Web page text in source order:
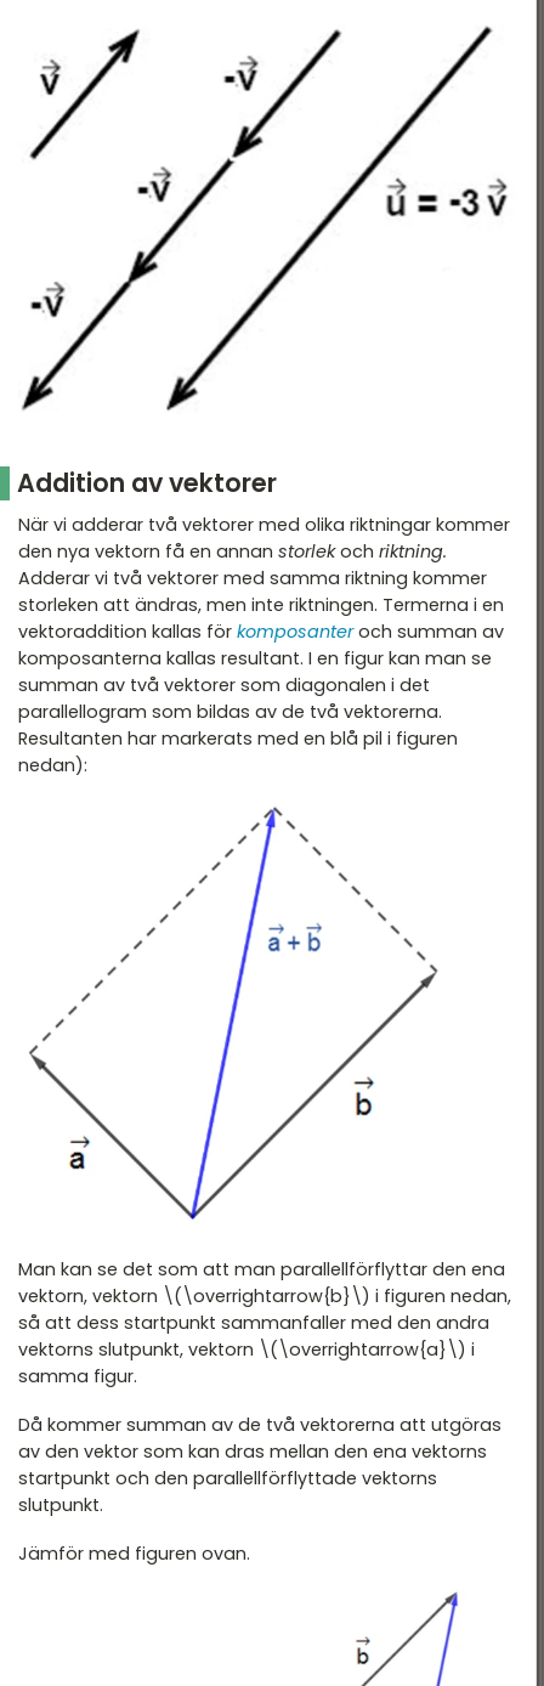
Addition av vektorer
När vi adderar två vektorer med olika riktningar kommer
den nya vektorn få en annan storlekoch riktning.
Adderar vi två vektorer med samma riktning kommer
storleken att ändras, men inte riktningen. Termerna i en
vektoraddition kallas för komposanteroch summan av
komposanterna kallas resultant. I en figur kan man se
summan av två vektorer som diagonalen i det
parallellogram som bildas av de två vektorerna.
Resultanten har markerats med en blå pil i figuren
nedan):
Man kan se det som att man parallellförflyttar den ena
vektorn, vektorn \(\overrightarrow{b}\) i figuren nedan,
så att dess startpunkt sammanfaller med den andra
vektorns slutpunkt, vektorn \(\overrightarrow{a}\) i
samma figur.
Då kommer summan av de två vektorerna att utgöras
av den vektor som kan dras mellan den ena vektorns
startpunkt och den parallellförflyttade vektorns
slutpunkt.
Jämför med figuren ovan.